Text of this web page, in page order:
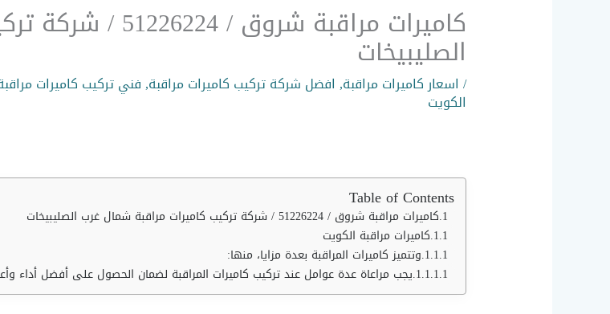
كاميرات مراقبة
الصليبيخات
/ اسعار كاميرات مراقبة, افضل شركة تركيب كاميرات مراقبة,فني تركيب كاميرات
الكويت
Table of Contents
كاميرات مراقبة شروق / 51226224 / شركة تركيب كاميرات مراقبة شمال غرب الصليبيخات
كاميرات مراقبة الكويت
وتتميز كاميرات المراقبة بعدة مزايا، منها:
يجب مراعاة عدة عوامل عند تركيب كاميرات المراقبة لضمان الحصول على أفضل أداء